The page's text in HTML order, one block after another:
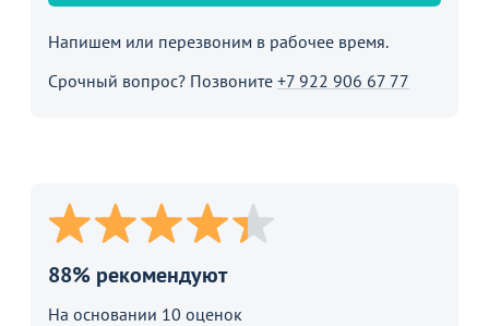
Напишем или перезвоним в рабочее время.
Срочный вопрос? Позвоните +7 922 906 67 77
88% рекомендуют
На основании 10 оценок